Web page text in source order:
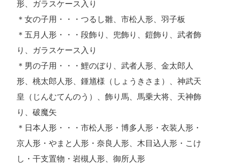
形、ガラスケース入り
＊女の子用・・・つるし雛、市松人形、羽子板
＊五月人形・・・段飾り、兜飾り、鎧飾り、武者飾
り、ガラスケース入り
＊男の子用・・・鯉のぼり、武者人形、金太郎人
形、桃太郎人形、鍾馗様（しょうきさま）、神武天
皇（じんむてんのう）、飾り馬、馬乗大将、天神飾
り、破魔矢
＊日本人形・・・市松人形・博多人形・衣装人形・
京人形・やまと人形・奈良人形、木目込人形・こけ
し・干支置物・岩槻人形、御所人形